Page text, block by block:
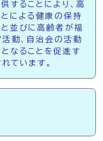
することにより、高
による健康の保持
並びに高齢者が福
活動、自治会の活動
なることを促進す
ています。